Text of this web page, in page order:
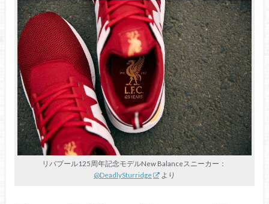
リバプール125周年記念モデルNew Balanceスニーカー：
@DeadlySturridge
より